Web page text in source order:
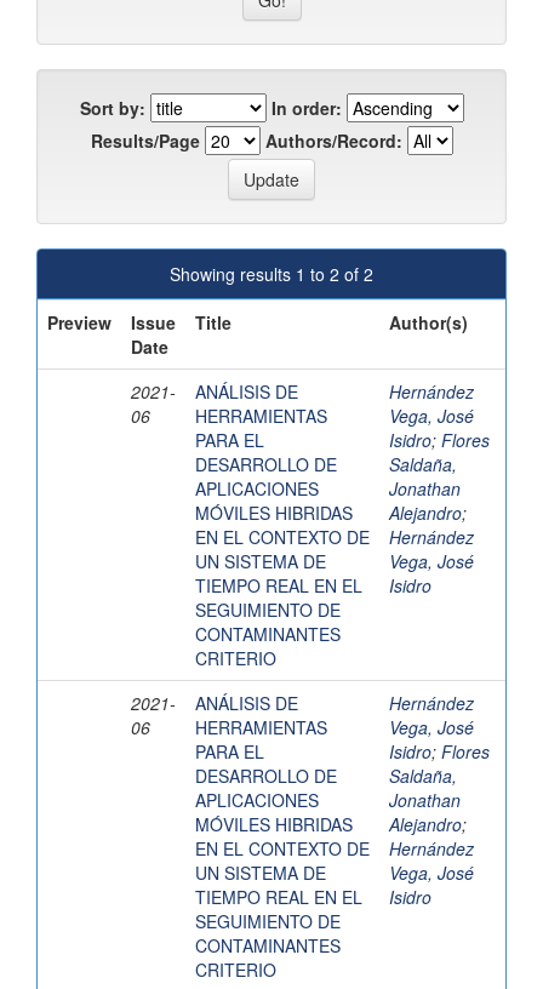
Sort by:
In order:
Results/Page
Authors/Record:
Showing results 1 to 2 of 2
Preview
Issue
Date
Title Author(s)
2021-
06
ANÁLISIS DE
HERRAMIENTAS
PARA EL
DESARROLLO DE
APLICACIONES
MÓVILES HIBRIDAS
EN EL CONTEXTO DE
UN SISTEMA DE
TIEMPO REAL EN EL
SEGUIMIENTO DE
CONTAMINANTES
CRITERIO
Hernández
Vega, José
Isidro; Flores
Saldaña,
Jonathan
Alejandro;
Hernández
Vega, José
Isidro
2021-
06
ANÁLISIS DE
HERRAMIENTAS
PARA EL
DESARROLLO DE
APLICACIONES
MÓVILES HIBRIDAS
EN EL CONTEXTO DE
UN SISTEMA DE
TIEMPO REAL EN EL
SEGUIMIENTO DE
CONTAMINANTES
CRITERIO
Hernández
Vega, José
Isidro; Flores
Saldaña,
Jonathan
Alejandro;
Hernández
Vega, José
Isidro